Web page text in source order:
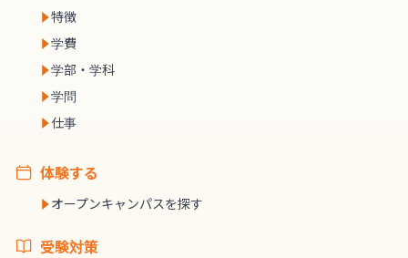
特徴
学費
学部・学科
学問
仕事
体験する
オープンキャンパスを探す
受験対策